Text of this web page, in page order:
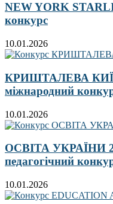
NEW YORK
конкурс
10.01.2026
КРИШТАЛЕВА
міжнародний
10.01.2026
ОСВІТА УКРАЇНИ
педагогічний
10.01.2026